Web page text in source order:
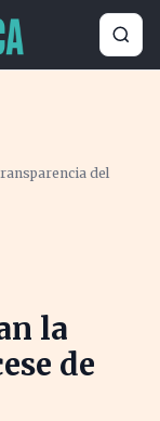
del
la
de